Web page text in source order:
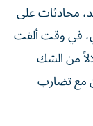
محادثات على
في وقت ألقت
من الشك
مع تضارب